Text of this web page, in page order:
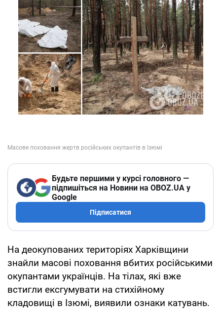
Будьте першими у курсі головного —
підпишіться на Новини на OBOZ.UA у
Google
Підписатися
На деокупованих територіях Харківщини
знайли масові поховання вбитих російськими
окупантами українців. На тілах, які вже
встигли ексгумувати на стихійному
кладовищі в Ізюмі, виявили ознаки катувань.